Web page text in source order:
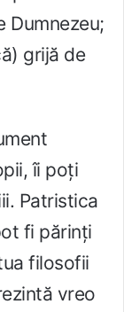
Dumnezeu;
grijă de
îi poți
Patristica
fi părinți
filosofii
vreo